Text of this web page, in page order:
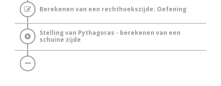
Berekenen van een rechthoekszijde: Oefening
Stelling van Pythagoras - berekenen van een
schuine zijde